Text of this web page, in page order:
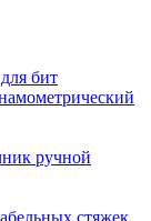
бит
ручной